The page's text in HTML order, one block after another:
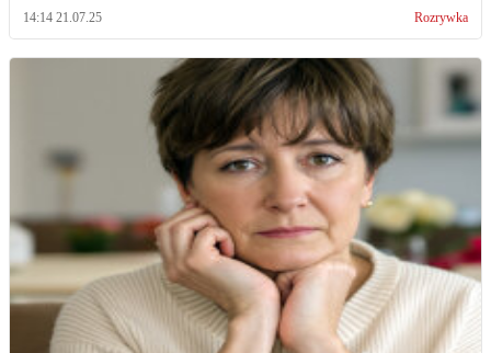
14:14 21.07.25 Rozrywka